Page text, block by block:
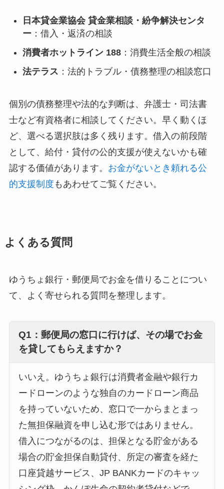
日本貸金業協会 貸金業相談・紛争解決センタ
ー ：借入・返済の相談
消費者ホットライン 188：消費生活全般の相談
法テラス ：法的トラブル・債務整理の相談窓口
個別の債務整理や法的な判断は、弁護士・司法書
士など有資格者に相談してください。早く動くほ
ど、選べる選択肢は多く残ります。借入の前段階
として、給付・貸付の公的支援が使えないかも確
認する価値があります。 お金がないとき頼れる公
的支援制度 もあわせてご覧ください。
よくある質問
ゆうちょ銀行・郵便局でお金を借りることについ
て、よく寄せられる質問を整理します。
Q1：郵便局の窓口に行けば、その場でお金
を貸してもらえますか？
いいえ。ゆうちょ銀行は消費者金融や銀行カ
ードローンのような独自のカードローン商品
を持っていないため、窓口で一からまとまっ
た無担保融資を申し込む形ではありません。
借入につながるのは、担保となる貯金がある
場合の貯金担保自動貸付、所定の審査を経た
口座貸越サービス、JP BANKカードのキャッ